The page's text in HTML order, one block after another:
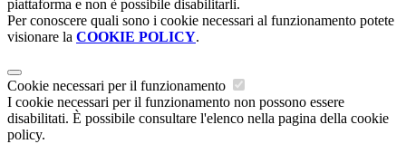
piattaforma e non è possibile disabilitarli.
Per conoscere quali sono i cookie necessari al funzionamento potete
visionare la COOKIE POLICY.
Cookie necessari per il funzionamento
I cookie necessari per il funzionamento non possono essere
disabilitati. È possibile consultare l'elenco nella pagina della cookie
policy.